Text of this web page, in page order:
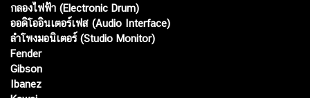
กลองไฟฟ้า (Electronic Drum)
ออดิโออินเตอร์เฟส (Audio Interface)
ลำโพงมอนิเตอร์ (Studio Monitor)
Fender
Gibson
Ibanez